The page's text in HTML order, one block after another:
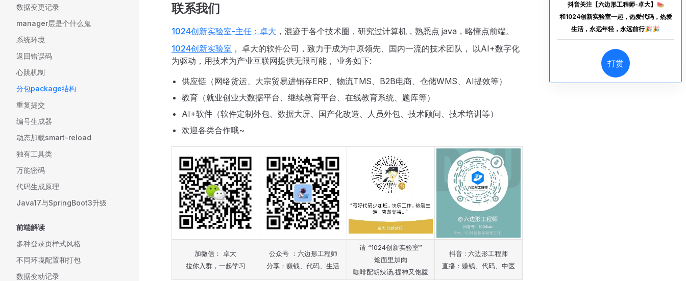
抖音关注【六边形工程师-卓大】🍉
和1024创新实验室一起，热爱代码，热爱
生活，永远年轻，永远前行🎉🎉
打赏
数据变更记录
manager层是个什么鬼
系统环境
返回错误码
心跳机制
分包package结构
重复提交
编号生成器
动态加载smart-reload
独有工具类
万能密码
代码生成原理
Java17与SpringBoot3升级
前端解读
多种登录页样式风格
不同环境配置和打包
数据变动记录
联系我们
1024创新实验室-主任：卓大 ，混迹于各个技术圈，研究过计算机，熟悉点 java，略懂点前端。
1024创新实验室 ， 卓大的软件公司，致力于成为中原领先、国内一流的技术团队， 以AI+数字化
为驱动，用技术为产业互联网提供无限可能， 业务如下:
供应链（网络货运、大宗贸易进销存ERP、物流TMS、B2B电商、仓储WMS、AI提效等）
教育（就业创业大数据平台、继续教育平台、在线教育系统、题库等）
AI+软件（软件定制外包、数据大屏、国产化改造、人员外包、技术顾问、技术培训等）
欢迎各类合作哦~
加微信： 卓大
拉你入群，一起学习
公众号 ：六边形工程师
分享：赚钱、代码、生活
请 “1024创新实验室”
烩面里加肉
咖啡配胡辣汤,提神又饱腹
抖音 : 六边形工程师
直播：赚钱、代码、中医